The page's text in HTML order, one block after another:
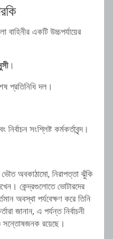
বাহিনীর একটি উচ্চপর্যায়ের
।
প্রতিনিধি দল।
সংশ্লিষ্ট কর্মকর্তাবৃন্দ।
ভৌত অবকাঠামো, নিরাপত্তা ঝুঁকি
কেন্দ্রগুলোতে ভোটারদের
অবস্থা পর্যবেক্ষণ করে তিনি
জানান, এ পর্যন্ত নির্বাচনী
সন্তোষজনক রয়েছে।